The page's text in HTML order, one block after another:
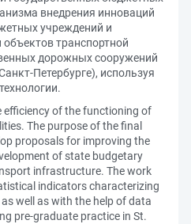
внедрения инноваций
учреждений и
транспортной
дорожных сооружений
Петербурге), используя
efficiency of the functioning of
The purpose of the final
proposals for improving the
of state budgetary
infrastructure. The work
indicators characterizing
well as with the help of data
pre-graduate practice in St.